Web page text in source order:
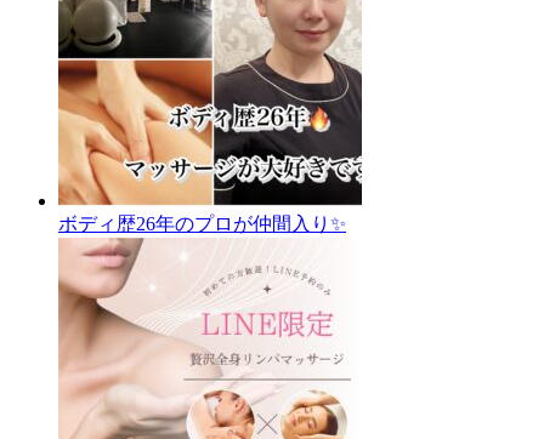
ボディ歴26年のプロが仲間入り✨